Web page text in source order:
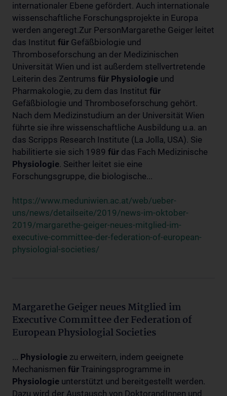
internationaler Ebene gefördert. Auch internationale
wissenschaftliche Forschungsprojekte in Europa
werden angeregt.Zur PersonMargarethe Geiger leitet
das Institut für Gefäßbiologie und
Thromboseforschung an der Medizinischen
Universität Wien und ist außerdem stellvertretende
Leiterin des Zentrums für Physiologie und
Pharmakologie, zu dem das Institut für
Gefäßbiologie und Thromboseforschung gehört.
Nach dem Medizinstudium an der Universität Wien
führte sie ihre wissenschaftliche Ausbildung u.a. an
das Scripps Research Institute (La Jolla, USA). Sie
habilitierte sie sich 1989 für das Fach Medizinische
Physiologie. Seither leitet sie eine
Forschungsgruppe, die biologische...
https://www.meduniwien.ac.at/web/ueber-
uns/news/detailseite/2019/news-im-oktober-
2019/margarethe-geiger-neues-mitglied-im-
executive-committee-der-federation-of-european-
physiologial-societies/
Margarethe Geiger neues Mitglied im
Executive Committee der Federation of
European Physiologial Societies
... Physiologie zu erweitern, indem geeignete
Mechanismen für Trainingsprogramme in
Physiologie unterstützt und bereitgestellt werden.
Dazu wird der Austausch von DoktorandInnen und